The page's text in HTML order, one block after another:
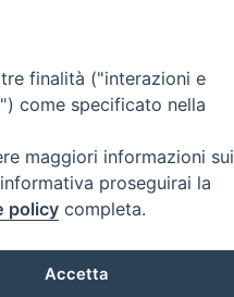
finalità ("interazioni e
come specificato nella
maggiori informazioni sui
proseguirai la
policy completa.
Accetta